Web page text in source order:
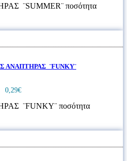
¨SUMMER¨ ποσότητα
ΑΝΑΠΤΗΡΑΣ ¨FUNKY¨
0,29€
¨FUNKY¨ ποσότητα